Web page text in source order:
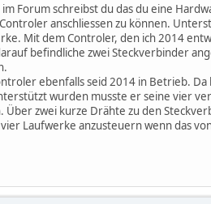
Forum schreibst du das du eine
anschliessen zu können.
Mit dem Controler, den ich 2014
befindliche zwei Steckverbinder
ebenfalls seid 2014 in Betrieb. Da
wurden musste er seine vier
Über zwei kurze Drähte zu den
Laufwerke anzusteuern wenn das